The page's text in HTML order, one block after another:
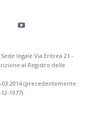
legale Via Eritrea 21 -
al Registro delle
(precedentemente
1977)